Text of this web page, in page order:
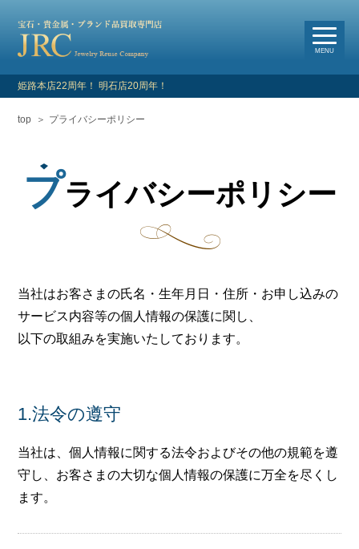
MENU
選べる買取・査定方法
新着情報
買取対象品目
店舗情報・アクセス
メールでお問い合わせ
姫路本店へ電話で問い合わせる
姫路本店22周年！ 明石店20周年！
top プライバシーポリシー
プライバシーポリシー
当社はお客さまの氏名・生年月日・住所・お申し込みの
サービス内容等の個人情報の保護に関し、
以下の取組みを実施いたしております。
1.法令の遵守
当社は、個人情報に関する法令およびその他の規範を遵
守し、お客さまの大切な個人情報の保護に万全を尽くし
ます。